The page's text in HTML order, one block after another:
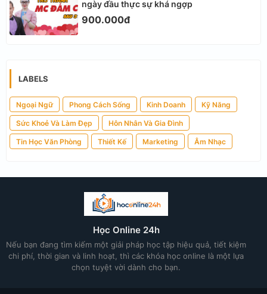
ngày đầu thực sự khá ngợp
900.000đ
LABELS
Ngoại Ngữ Phong Cách Sống Kinh Doanh Kỹ Năng
Sức Khoẻ Và Làm Đẹp Hôn Nhân Và Gia Đình
Tin Học Văn Phòng Thiết Kế Marketing Âm Nhạc
Học Online 24h
Nếu bạn đang tìm kiếm một giải pháp học tập hiệu quả, tiết kiệm
chi phí, thời gian và linh hoạt, thì các khóa học online là một lựa
chọn tuyệt vời dành cho bạn.